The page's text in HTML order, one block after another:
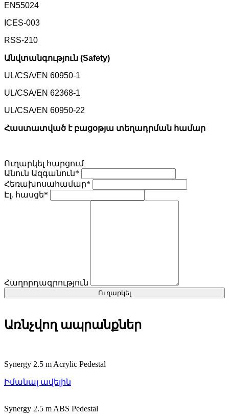
EN55024
ICES-003
RSS-210
Անվտանգություն (Safety)
UL/CSA/EN 60950-1
UL/CSA/EN 62368-1
UL/CSA/EN 60950-22
Հաստատված է բացօթյա տեղադրման համար
Ուղարկել հարցում
Անուն Ազգանուն*
Հեռախոսահամար*
Էլ. հասցե*
Հաղորդագրություն
Ուղարկել
Առնչվող ապրանքներ
Synergy 2.5 m Acrylic Pedestal
Իմանալ ավելին
Synergy 2.5 m ABS Pedestal